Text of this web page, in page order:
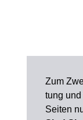
Zum
tung
Seiten